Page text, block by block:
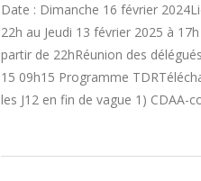
Date : Dimanche 16 février
22h au Jeudi 13 février 2025 à
partir de 22hRéunion des
15 09h15 Programme
les J12 en fin de vague 1) CDAA-